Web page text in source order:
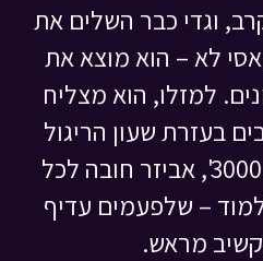
וגדי כבר השלים את
לא – הוא מוצא את
למזלו, הוא מצליח
בעזרת שעון הריגול
המתקדם 'פלטינום 3000', אביזר חובה לכל
– שלפעמים עדיף
מראש.